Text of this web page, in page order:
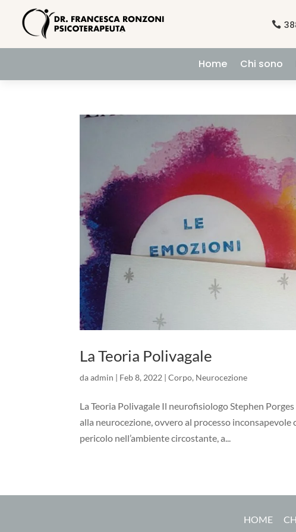

Home Chi sono
La Teoria Polivagale
daadmin Feb 8, 2022 |Corpo, Neurocezione
La Teoria Polivagale Il neurofisiologo Stephen
alla neurocezione, ovvero al processo
pericolo nell’ambiente circostante, a...
HOME